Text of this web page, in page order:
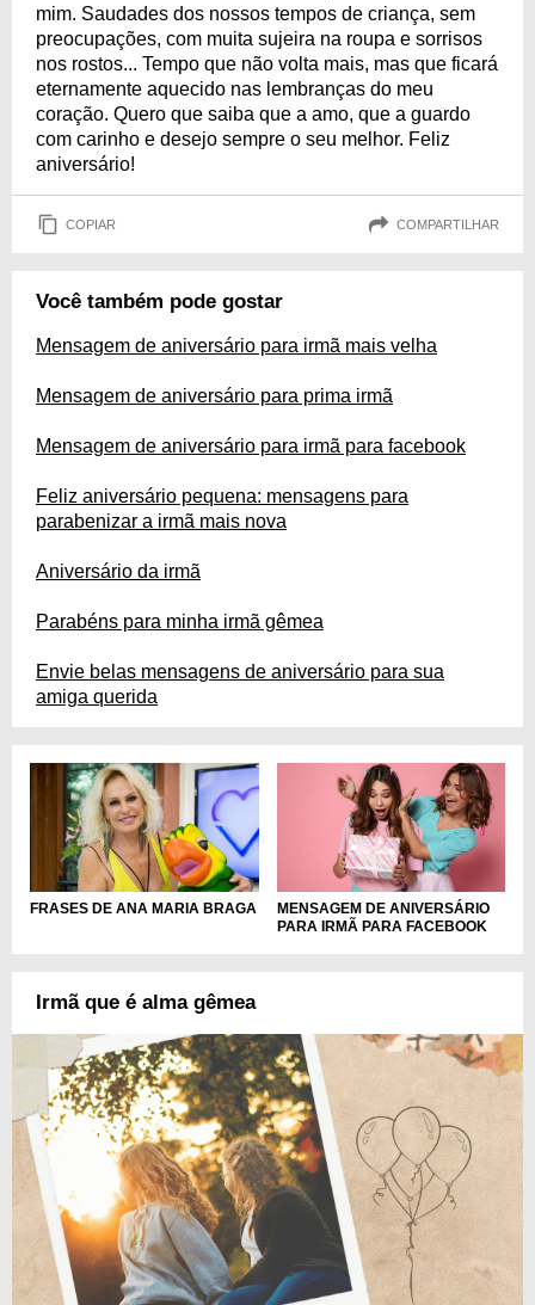
mim. Saudades dos nossos tempos de criança, sem
preocupações, com muita sujeira na roupa e sorrisos
nos rostos... Tempo que não volta mais, mas que ficará
eternamente aquecido nas lembranças do meu
coração. Quero que saiba que a amo, que a guardo
com carinho e desejo sempre o seu melhor. Feliz
aniversário!
COPIAR COMPARTILHAR
Você também pode gostar
Mensagem de aniversário para irmã mais velha
Mensagem de aniversário para prima irmã
Mensagem de aniversário para irmã para facebook
Feliz aniversário pequena: mensagens para
parabenizar a irmã mais nova
Aniversário da irmã
Parabéns para minha irmã gêmea
Envie belas mensagens de aniversário para sua
amiga querida
FRASES DE ANA MARIA BRAGA
MENSAGEM DE ANIVERSÁRIO
PARA IRMÃ PARA FACEBOOK
Irmã que é alma gêmea